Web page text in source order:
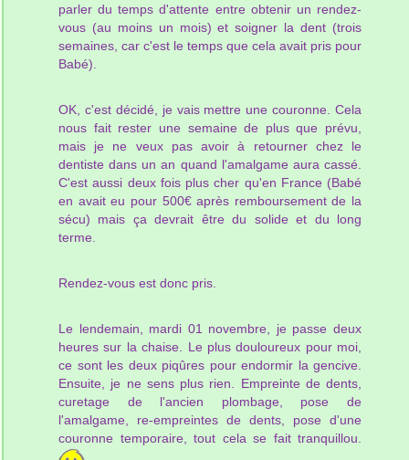
parler du temps d'attente entre obtenir un rendez-
vous (au moins un mois) et soigner la dent (trois
semaines, car c'est le temps que cela avait pris pour
Babé).
OK, c'est décidé, je vais mettre une couronne. Cela
nous fait rester une semaine de plus que prévu,
mais je ne veux pas avoir à retourner chez le
dentiste dans un an quand l'amalgame aura cassé.
C'est aussi deux fois plus cher qu'en France (Babé
en avait eu pour 500€ après remboursement de la
sécu) mais ça devrait être du solide et du long
terme.
Rendez-vous est donc pris.
Le lendemain, mardi 01 novembre, je passe deux
heures sur la chaise. Le plus douloureux pour moi,
ce sont les deux piqûres pour endormir la gencive.
Ensuite, je ne sens plus rien. Empreinte de dents,
curetage de l'ancien plombage, pose de
l'amalgame, re-empreintes de dents, pose d'une
couronne temporaire, tout cela se fait tranquillou.